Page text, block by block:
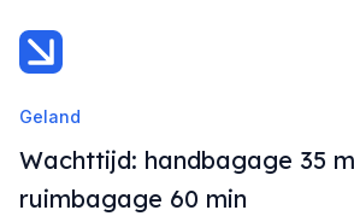
Geland
Wachttijd: handbagage 35
ruimbagage 60 min